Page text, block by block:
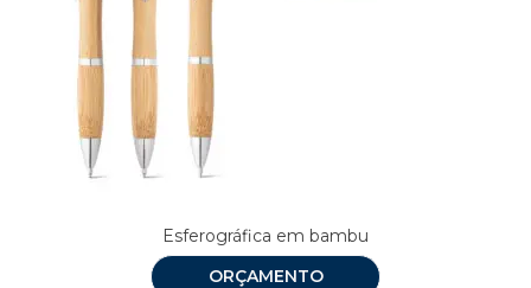
Esferográfica em bambu
ORÇAMENTO